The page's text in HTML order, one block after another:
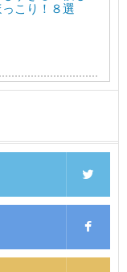
こり！８選